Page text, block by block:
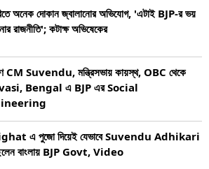
অনেক দোকান জ্বালানোর অভিযোগ, 'এটাই BJP-র ভয়
রাজনীতি'; কটাক্ষ অভিষেকের
CM Suvendu, মন্ত্রিসভায় কায়স্থ, OBC থেকে
Bengal এ BJP এর Social
এ পুজো দিয়েই যেভাবে Suvendu Adhikari
বাংলায় BJP Govt, Video